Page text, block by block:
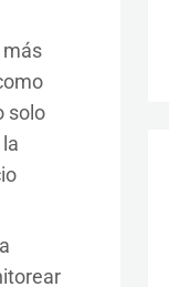
solo